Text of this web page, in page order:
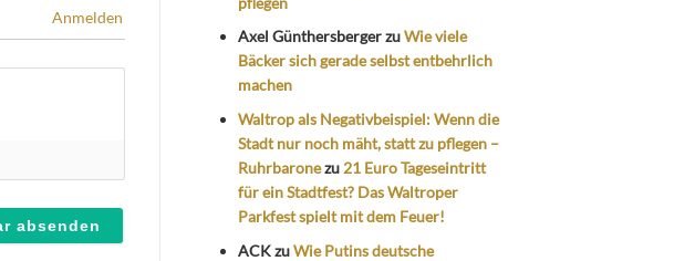
Anmelden
Axel GünthersbergerzuWie viele
Bäcker sich gerade selbst entbehrlich
machen
Waltrop als Negativbeispiel: Wenn die
Stadt nur noch mäht, statt zu pflegen –
Ruhrbaronezu 21 Euro Tageseintritt
für ein Stadtfest? Das Waltroper
Parkfest spielt mit dem Feuer!
ACKzuWie Putins deutsche